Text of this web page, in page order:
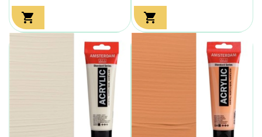
 